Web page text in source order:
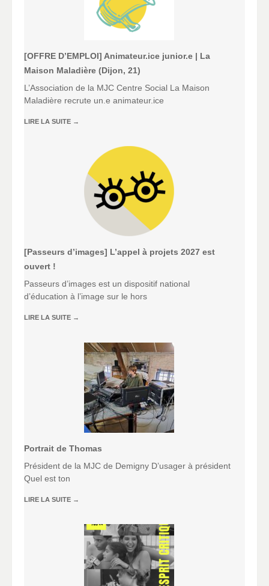
[OFFRE D’EMPLOI] Animateur.ice junior.e | La
Maison Maladière (Dijon, 21)
L’Association de la MJC Centre Social La Maison
Maladière recrute un.e animateur.ice
LIRE LA SUITE →
[Passeurs d’images] L’appel à projets 2027 est
ouvert !
Passeurs d’images est un dispositif national
d’éducation à l’image sur le hors
LIRE LA SUITE →
Portrait de Thomas
Président de la MJC de Demigny D’usager à président
Quel est ton
LIRE LA SUITE →